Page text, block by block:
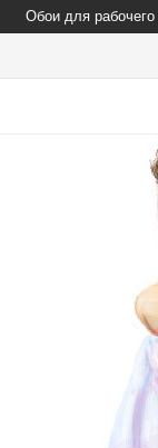
Обои для рабочего